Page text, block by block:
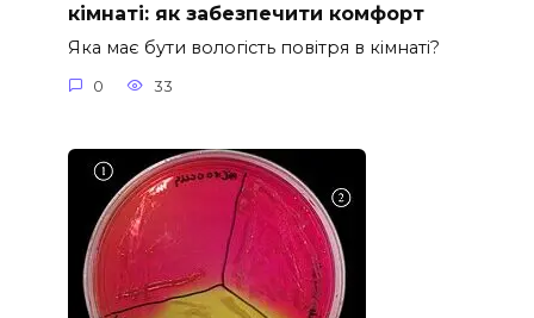
кімнаті: як забезпечити комфорт
Яка має бути вологість повітря в кімнаті?
0 33